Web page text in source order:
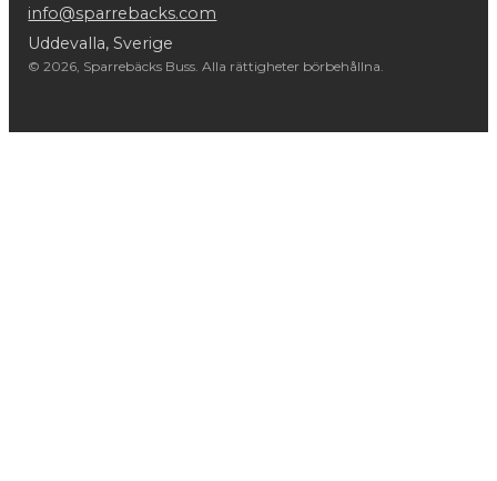
info@sparrebacks.com
Uddevalla, Sverige
© 2026, Sparrebäcks Buss. Alla rättigheter börbehållna.